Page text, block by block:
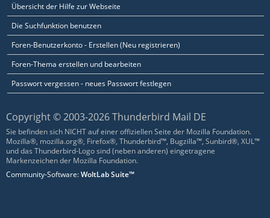
Übersicht der Hilfe zur Webseite
Die Suchfunktion benutzen
Foren-Benutzerkonto - Erstellen (Neu registrieren)
Foren-Thema erstellen und bearbeiten
Passwort vergessen - neues Passwort festlegen
Copyright © 2003-2026 Thunderbird Mail DE
Sie befinden sich NICHT auf einer offiziellen Seite der Mozilla Foundation.
Mozilla®, mozilla.org®, Firefox®, Thunderbird™, Bugzilla™, Sunbird®, XUL™
und das Thunderbird-Logo sind (neben anderen) eingetragene
Markenzeichen der Mozilla Foundation.
Community-Software:WoltLab Suite™